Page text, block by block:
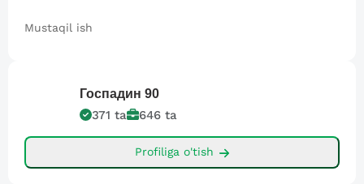
Mustaqil ish
Госпадин 90
371 ta 646 ta
Profiliga o'tish